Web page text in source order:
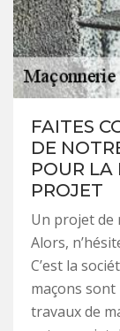
FAITES
DE
POUR LA
PROJET
Un projet de
Alors,
C’est la
maçons
travaux de